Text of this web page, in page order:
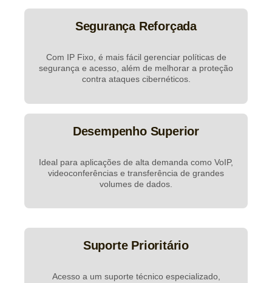
Segurança Reforçada
Com IP Fixo, é mais fácil gerenciar políticas de
segurança e acesso, além de melhorar a proteção
contra ataques cibernéticos.
Desempenho Superior
Ideal para aplicações de alta demanda como VoIP,
videoconferências e transferência de grandes
volumes de dados.
Suporte Prioritário
Acesso a um suporte técnico especializado,